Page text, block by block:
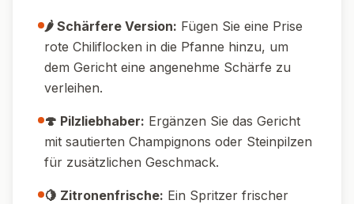
🌶️ Schärfere Version: Fügen Sie eine Prise
rote Chiliflocken in die Pfanne hinzu, um
dem Gericht eine angenehme Schärfe zu
verleihen.
🍄 Pilzliebhaber: Ergänzen Sie das Gericht
mit sautierten Champignons oder Steinpilzen
für zusätzlichen Geschmack.
🍋 Zitronenfrische: Ein Spritzer frischer